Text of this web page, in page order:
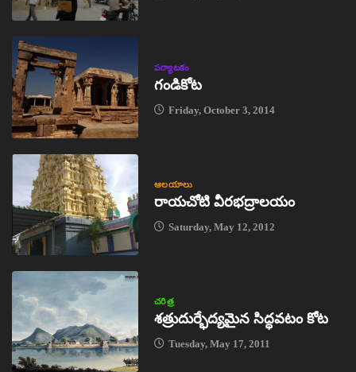
పర్యాటకం
గండికోట
Friday, October 3, 2014
ఆలయాలు
రాయచోటి వీరభద్రాలయం
Saturday, May 12, 2012
చరిత్ర
శత్రుదుర్భేద్యమైన సిద్ధవటం కోట
Tuesday, May 17, 2011